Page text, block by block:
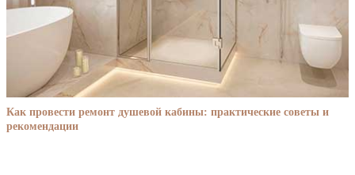
Как провести ремонт душевой кабины: практические советы и
рекомендации